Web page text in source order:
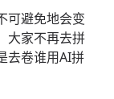
可避免地会变
大家不再去拼
去卷谁用AI拼